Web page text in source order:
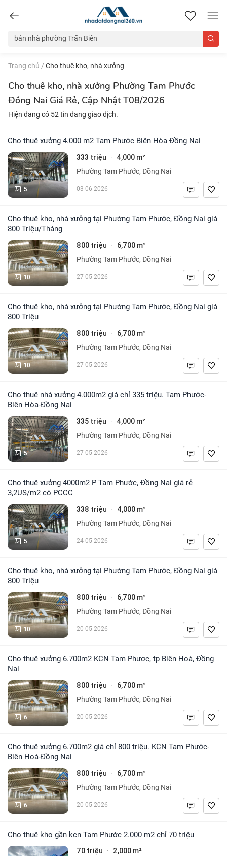
nhadatdongnai360.vn
Trang chủ / Cho thuê kho, nhà xưởng
Cho thuê kho, nhà xưởng Phường Tam Phước
Đồng Nai Giá Rẻ, Cập Nhật T08/2026
Hiện đang có 52 tin đang giao dịch.
Cho thuê xưởng 4.000 m2 Tam Phước Biên Hòa Đồng Nai
5
333 triệu · 4,000 m²
Phường Tam Phước, Đồng Nai
03-06-2026
Cho thuê kho, nhà xưởng tại Phường Tam Phước, Đồng Nai giá
800 Triệu/Tháng
10
800 triệu · 6,700 m²
Phường Tam Phước, Đồng Nai
27-05-2026
Cho thuê kho, nhà xưởng tại Phường Tam Phước, Đồng Nai giá
800 Triệu
10
800 triệu · 6,700 m²
Phường Tam Phước, Đồng Nai
27-05-2026
Cho thuê nhà xưởng 4.000m2 giá chỉ 335 triệu. Tam Phước-
Biên Hòa-Đồng Nai
5
335 triệu · 4,000 m²
Phường Tam Phước, Đồng Nai
27-05-2026
Cho thuê xưởng 4000m2 P Tam Phước, Đồng Nai giá rẻ
3,2US/m2 có PCCC
5
338 triệu · 4,000 m²
Phường Tam Phước, Đồng Nai
24-05-2026
Cho thuê kho, nhà xưởng tại Phường Tam Phước, Đồng Nai giá
800 Triệu
10
800 triệu · 6,700 m²
Phường Tam Phước, Đồng Nai
20-05-2026
Cho thuê xưởng 6.700m2 KCN Tam Phươc, tp Biên Hoà, Đồng
Nai
6
800 triệu · 6,700 m²
Phường Tam Phước, Đồng Nai
20-05-2026
Cho thuê xưởng 6.700m2 giá chỉ 800 triệu. KCN Tam Phước-
Biên Hoà-Đồng Nai
6
800 triệu · 6,700 m²
Phường Tam Phước, Đồng Nai
20-05-2026
Cho thuê kho gần kcn Tam Phước 2.000 m2 chỉ 70 triệu
70 triệu · 2,000 m²